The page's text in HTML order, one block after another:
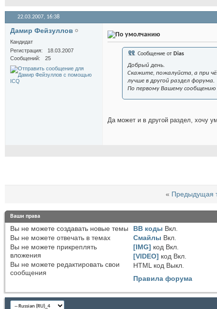
22.03.2007, 16:38
Дамир Фейзуллов
Кандидат
Регистрация
18.03.2007
Сообщений
25
Сообщение от Dias
Добрый день.
Скажите, пожалуйста, а при
лучше в другой раздел форума.
По первому Вашему сообщению
Да может и в другой раздел, хочу
« Предыдущая
Ваши права
Вы не можете создавать новые темы
Вы не можете отвечать в темах
Вы не можете прикреплять
вложения
Вы не можете редактировать свои
сообщения
BB коды Вкл.
Смайлы Вкл.
[IMG] код Вкл.
[VIDEO] код Вкл.
HTML код Выкл.
Правила форума